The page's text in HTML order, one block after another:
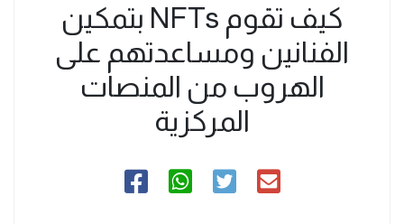
كيف تقوم NFTs بتمكين
الفنانين ومساعدتهم على
الهروب من المنصات
المركزية